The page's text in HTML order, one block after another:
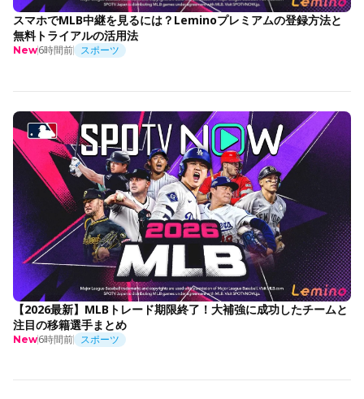
スマホでMLB中継を見るには？Leminoプレミアムの登録方法と
無料トライアルの活用法
New6時間前 スポーツ
【2026最新】MLBトレード期限終了！大補強に成功したチームと
注目の移籍選手まとめ
New6時間前 スポーツ